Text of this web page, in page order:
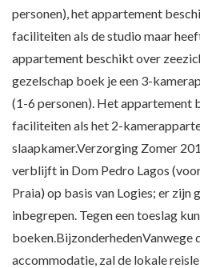
personen), het appartement
faciliteiten als de studio maar
appartement beschikt over
gezelschap boek je een 3-
(1-6 personen). Het appartement
faciliteiten als het 2-
slaapkamer.Verzorging Zomer
verblijft in Dom Pedro Lagos
Praia) op basis van Logies; er zijn
inbegrepen. Tegen een toeslag
boeken.BijzonderhedenVanwege
accommodatie, zal de lokale